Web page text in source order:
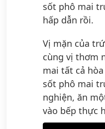
sốt phô mai
hấp dẫn rồi.
Vị mặn của
cùng vị thơm
mai tất cả
sốt phô mai
nghiện, ăn
vào bếp thực